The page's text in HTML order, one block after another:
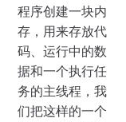
程序创建一块内
存，用来存放代
码、运行中的数
据和一个执行任
务的主线程，我
们把这样的一个